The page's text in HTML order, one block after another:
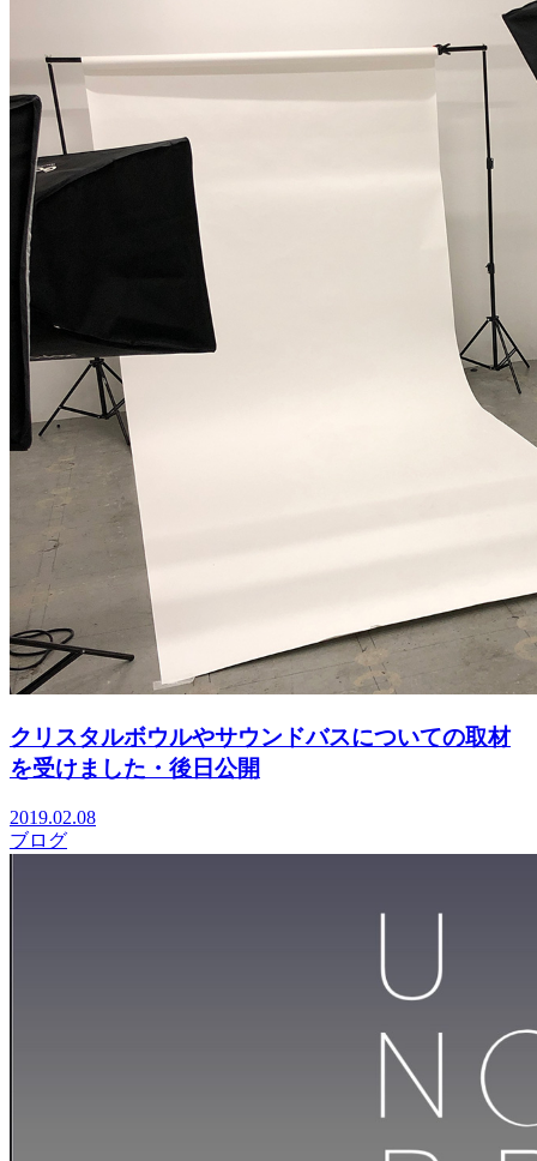
クリスタルボウルやサウンドバスについての取材
を受けました・後日公開
2019.02.08
ブログ